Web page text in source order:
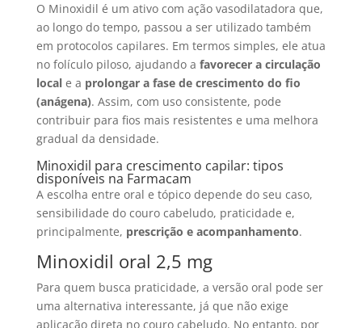
O Minoxidil é um ativo com ação vasodilatadora que,
ao longo do tempo, passou a ser utilizado também
em protocolos capilares. Em termos simples, ele atua
no folículo piloso, ajudando a favorecer a circulação
locale a prolongar a fase de crescimento do fio
(anágena). Assim, com uso consistente, pode
contribuir para fios mais resistentes e uma melhora
gradual da densidade.
Minoxidil para crescimento capilar: tipos
disponíveis na Farmacam
A escolha entre oral e tópico depende do seu caso,
sensibilidade do couro cabeludo, praticidade e,
principalmente, prescrição e acompanhamento.
Minoxidil oral 2,5 mg
Para quem busca praticidade, a versão oral pode ser
uma alternativa interessante, já que não exige
aplicação direta no couro cabeludo. No entanto, por